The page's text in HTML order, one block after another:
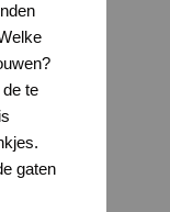
te
gaten